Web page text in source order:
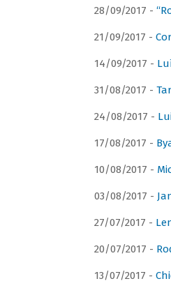
28/09/2017 -
21/09/2017 -
14/09/2017 -
31/08/2017 -
24/08/2017 -
17/08/2017 -
10/08/2017 -
03/08/2017 -
27/07/2017 -
20/07/2017 -
13/07/2017 -